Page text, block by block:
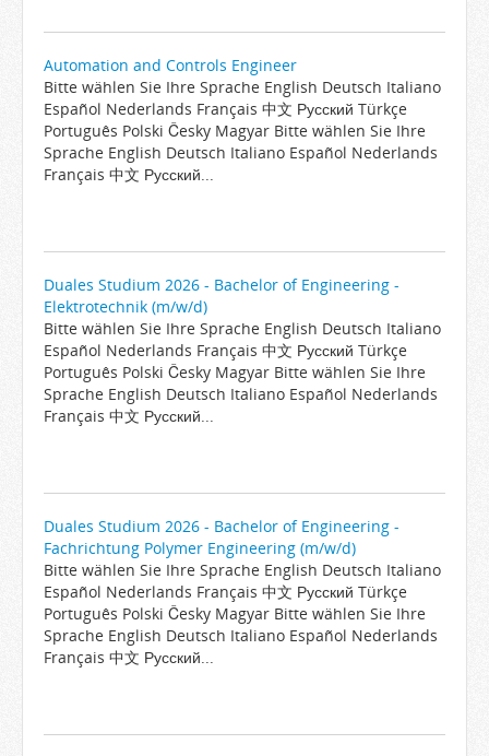
Automation and Controls Engineer
Bitte wählen Sie Ihre Sprache English Deutsch Italiano
Español Nederlands Français 中文 Русский Türkçe
Português Polski Česky Magyar Bitte wählen Sie Ihre
Sprache English Deutsch Italiano Español Nederlands
Français 中文 Русский...
Duales Studium 2026 - Bachelor of Engineering -
Elektrotechnik (m/w/d)
Bitte wählen Sie Ihre Sprache English Deutsch Italiano
Español Nederlands Français 中文 Русский Türkçe
Português Polski Česky Magyar Bitte wählen Sie Ihre
Sprache English Deutsch Italiano Español Nederlands
Français 中文 Русский...
Duales Studium 2026 - Bachelor of Engineering -
Fachrichtung Polymer Engineering (m/w/d)
Bitte wählen Sie Ihre Sprache English Deutsch Italiano
Español Nederlands Français 中文 Русский Türkçe
Português Polski Česky Magyar Bitte wählen Sie Ihre
Sprache English Deutsch Italiano Español Nederlands
Français 中文 Русский...